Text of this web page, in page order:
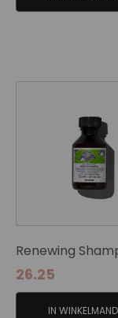
Renewing
26.25
IN